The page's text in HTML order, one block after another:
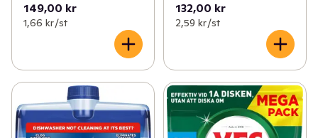
149,00 kr
1,66 kr /st
132,00 kr
2,59 kr /st